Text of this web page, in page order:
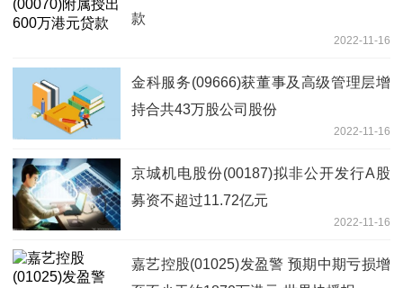
款
2022-11-16
金科服务(09666)获董事及高级管理层增
持合共43万股公司股份
2022-11-16
京城机电股份(00187)拟非公开发行A股
募资不超过11.72亿元
2022-11-16
嘉艺控股(01025)发盈警 预期中期亏损增